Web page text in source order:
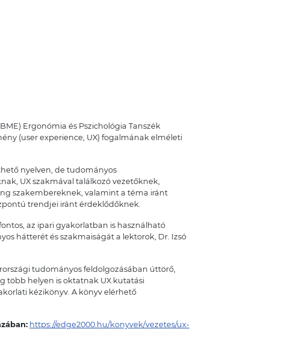
Ergonómia és Pszichológia Tanszék
(user experience, UX) fogalmának elméleti
nyelven, de tudományos
UX szakmával találkozó vezetőknek,
szakembereknek, valamint a téma iránt
trendjei iránt érdeklődőknek.
az ipari gyakorlatban is használható
hátterét és szakmaiságát a lektorok, Dr. Izsó
tudományos feldolgozásában úttörő,
több helyen is oktatnak UX kutatási
kézikönyv. A könyv elérhető
https://edge2000.hu/konyvek/vezetes/ux-